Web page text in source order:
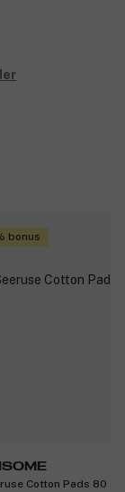
bonus
Cotton Pads 80 st